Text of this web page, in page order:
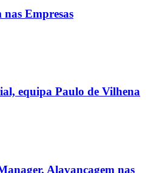
nas Empresas
equipa Paulo de Vilhena
Alavancagem nas